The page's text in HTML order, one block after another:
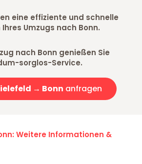
eine effiziente und schnelle
Umzugs nach Bonn.
nach Bonn genießen Sie
sorglos-Service.
→ Bonn anfragen
Weitere Informationen &